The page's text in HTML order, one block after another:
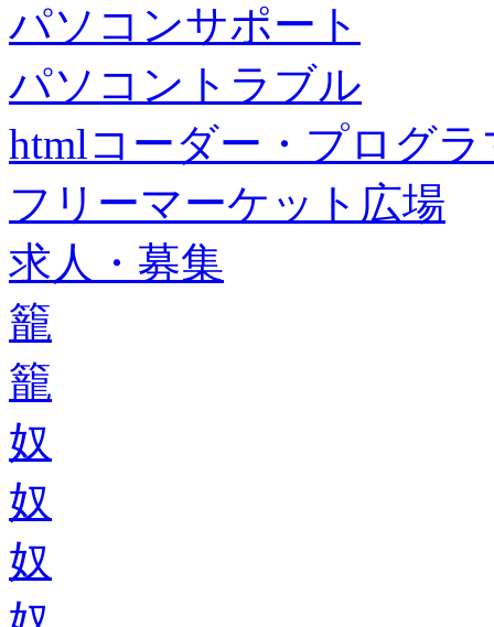
パソコンサポート
パソコントラブル
htmlコーダー・プログラ
フリーマーケット広場
求人・募集
籠
籠
奴
奴
奴